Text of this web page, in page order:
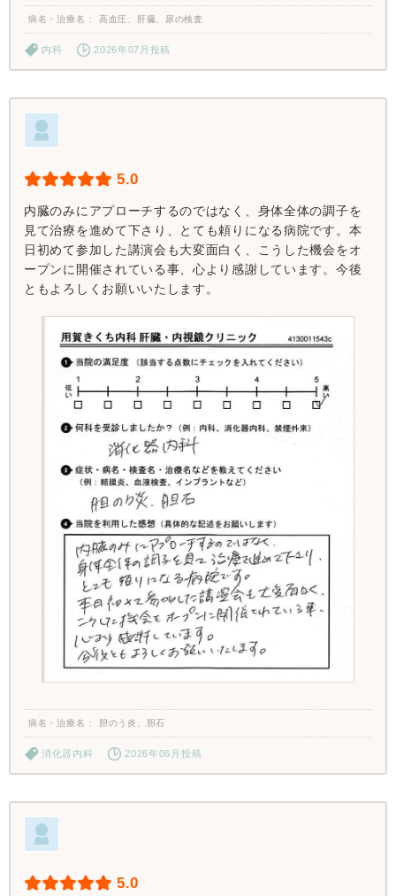
病名・治療名 高血圧、肝臓、尿の検査
内科 2026年07月投稿
5.0
内臓のみにアプローチするのではなく、身体全体の調子を
見て治療を進めて下さり、とても頼りになる病院です。本
日初めて参加した講演会も大変面白く、こうした機会をオ
ープンに開催されている事、心より感謝しています。今後
ともよろしくお願いいたします。
病名・治療名 胆のう炎、胆石
消化器内科 2026年06月投稿
5.0